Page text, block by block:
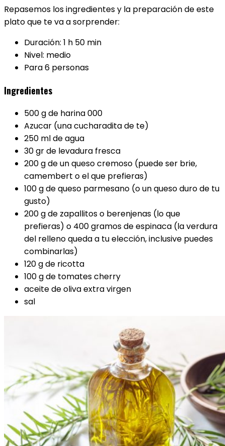
Repasemos los ingredientes y la preparación de este
plato que te va a sorprender:
Duración: 1 h 50 min
Nivel: medio
Para 6 personas
Ingredientes
500 g de harina 000
Azucar (una cucharadita de te)
250 ml de agua
30 gr de levadura fresca
200 g de un queso cremoso (puede ser brie,
camembert o el que prefieras)
100 g de queso parmesano (o un queso duro de tu
gusto)
200 g de zapallitos o berenjenas (lo que
prefieras) o 400 gramos de espinaca (la verdura
del relleno queda a tu elección, inclusive puedes
combinarlas)
120 g de ricotta
100 g de tomates cherry
aceite de oliva extra virgen
sal